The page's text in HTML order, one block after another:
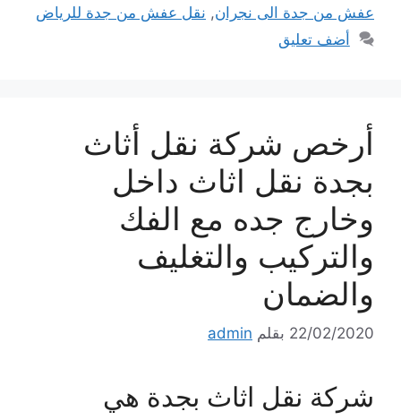
عفش من جدة الى نجران, نقل عفش من جدة للرياض
أضف تعليق
أرخص شركة نقل أثاث
بجدة نقل اثاث داخل
وخارج جده مع الفك
والتركيب والتغليف
والضمان
22/02/2020 بقلم admin
شركة نقل اثاث بجدة هي